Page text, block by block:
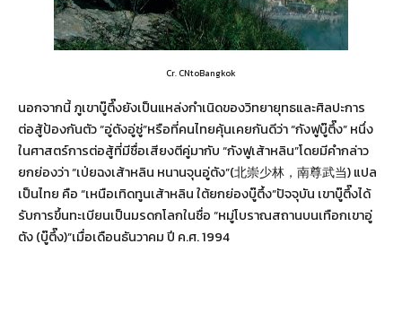
Cr. CNtoBangkok
นอกจากนี้ ภูเขาบู๊ตึ๊งยังเป็นแหล่งกำเนิดของวิทยายุทธและศิลปะการ
ต่อสู้ป้องกันตัว “อู่ตังอู่ซู่”หรือที่คนไทยคุ้นเคยกันดีว่า “กังฟูบู๊ตึ๊ง” หนึ่ง
ในศาสตร์การต่อสู้ที่มีชื่อเสียงตีคู่มากับ “กังฟูเส้าหลิน”โดยมีคำกล่าว
ยกย่องว่า “เป่ยฉงเส้าหลิน หนานจุนอู่ตัง”(北崇少林，南尊武当) แปล
เป็นไทย คือ “เหนือเทิดทูนเส้าหลิน ใต้ยกย่องบู๊ตึ้ง”ปัจจุบัน เขาบู๊ตึ๊งได้
รับการขึ้นทะเบียนเป็นมรดกโลกในชื่อ “หมู่โบราณสถานบนเทือกเขาอู่
ตัง (บู๊ตึ๊ง)”เมื่อเดือนธันวาคม ปี ค.ศ. 1994